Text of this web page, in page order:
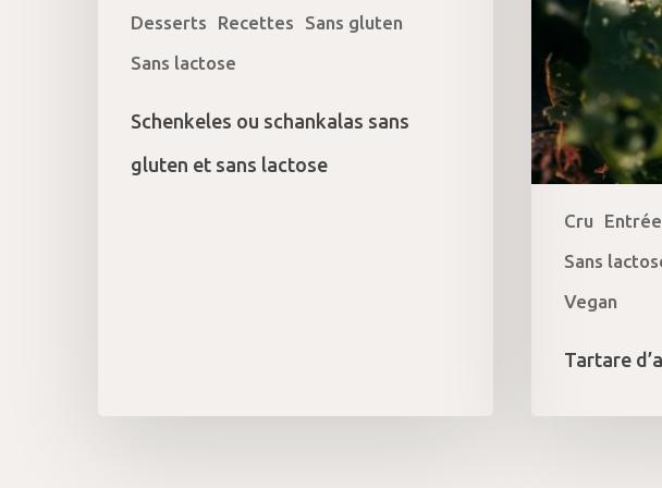
Desserts Recettes
Sans gluten
Sans lactose
Schenkeles ou schankalas sans
gluten et sans lactose
Cru
Sans
Vegan
Tartare